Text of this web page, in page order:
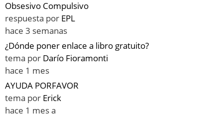
Obsesivo Compulsivo
respuesta por EPL
hace 3 semanas
¿Dónde poner enlace a libro gratuito?
tema por Darío Fioramonti
hace 1 mes
AYUDA PORFAVOR
tema por Erick
hace 1 mes a